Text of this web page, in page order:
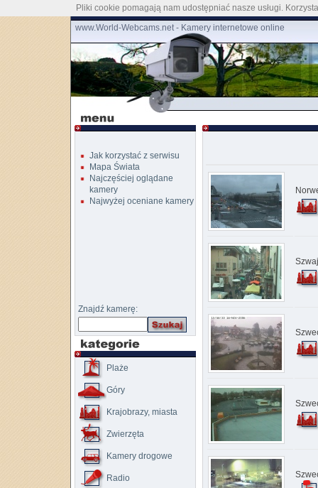
www.World-Webcams.net - Kamery internetowe online
Jak korzystać z serwisu
Mapa Świata
Najczęściej oglądane
kamery
Najwyżej oceniane kamery
Znajdź kamerę:
Plaże
Góry
Krajobrazy, miasta
Zwierzęta
Kamery drogowe
Radio
Pliki cookie pomagają nam udostępniać nasze usługi.